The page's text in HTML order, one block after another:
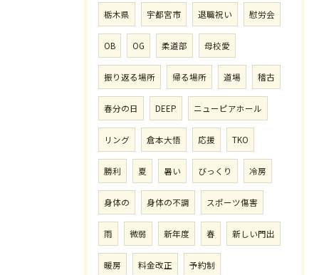
栃木県 宇都宮市 退職祝い 慰労会
OB OG 柔道部 母校愛
振り返る場所 帰る場所 道場 稽古
春分の日 DEEP ニューピアホール
リング 倉本大悟 応援 TKO
勝利 夏 暑い びっくり 冷房
身体の 身体の不調 スポーツ傷害
雨 微弱 新年度 春 新しい門出
暖房 料金改正 予約制